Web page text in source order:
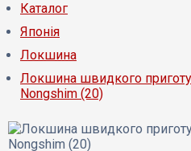
Каталог
Японія
Локшина
Локшина швидкого
Nongshim (20)